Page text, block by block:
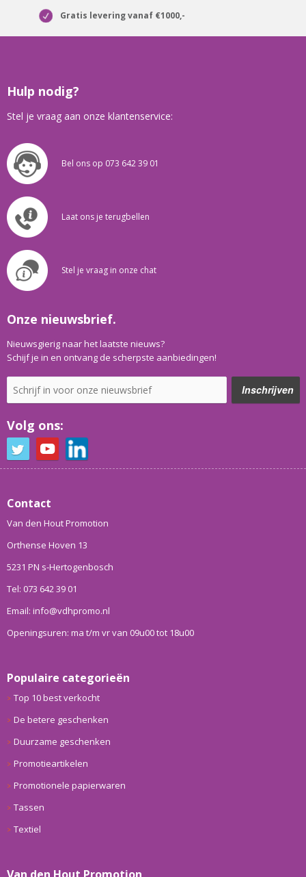
Gratis levering vanaf €1000,-
Hulp nodig?
Stel je vraag aan onze klantenservice:
Bel ons op 073 642 39 01
Laat ons je terugbellen
Stel je vraag in onze chat
Onze nieuwsbrief.
Nieuwsgierig naar het laatste nieuws?
Schijf je in en ontvang de scherpste aanbiedingen!
Volg ons:
Contact
Van den Hout Promotion
Orthense Hoven 13
5231 PN s-Hertogenbosch
Tel: 073 642 39 01
Email: info@vdhpromo.nl
Openingsuren: ma t/m vr van 09u00 tot 18u00
Populaire categorieën
Top 10 best verkocht
De betere geschenken
Duurzame geschenken
Promotieartikelen
Promotionele papierwaren
Tassen
Textiel